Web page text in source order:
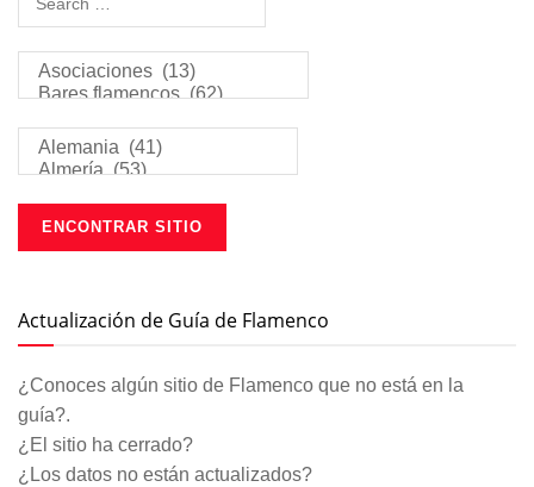
Actualización de Guía de Flamenco
¿Conoces algún sitio de Flamenco que no está en la
guía?.
¿El sitio ha cerrado?
¿Los datos no están actualizados?